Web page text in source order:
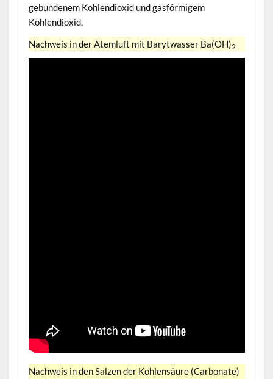
gebundenem Kohlendioxid und gasförmigem
Kohlendioxid.
Nachweis in der Atemluft mit Barytwasser Ba(OH)2
Nachweis in den Salzen der Kohlensäure (Carbonate)